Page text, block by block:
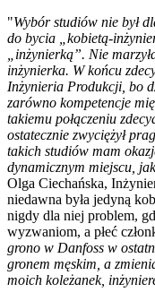
"Wybór studiów nie był
do bycia „kobietą-
„inżynierką”. Nie
inżynierka. W końcu
Inżynieria Produkcji, bo
zarówno kompetencje
takiemu połączeniu
ostatecznie zwyciężył
takich studiów mam
dynamicznym miejscu,
Olga Ciechańska,
niedawna była jedyną
nigdy dla niej problem,
wyzwaniom, a płeć
grono w Danfoss w
gronem męskim, a
moich koleżanek,